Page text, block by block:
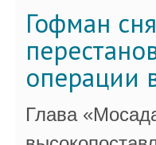
Гофман
операции
Глава